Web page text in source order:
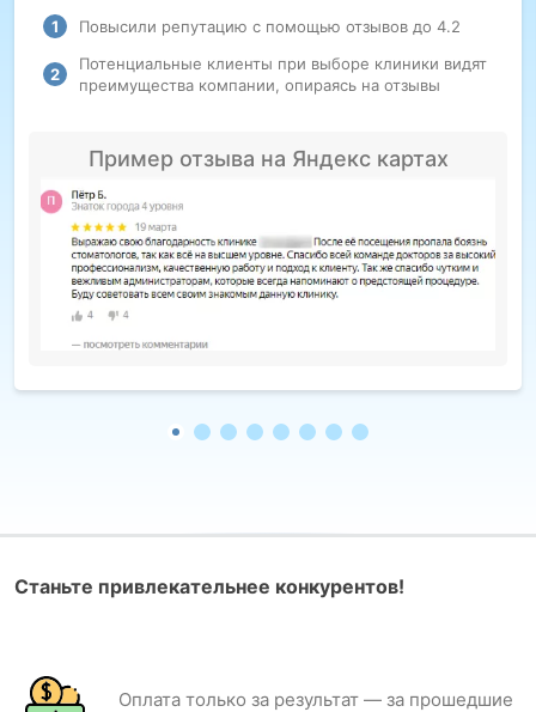
Повысили репутацию с помощью отзывов до 4.2
Потенциальные клиенты при выборе клиники видят
преимущества компании, опираясь на отзывы
Пример отзыва на Яндекс картах
Станьте привлекательнее конкурентов!
Оплата только за результат — за прошедшие